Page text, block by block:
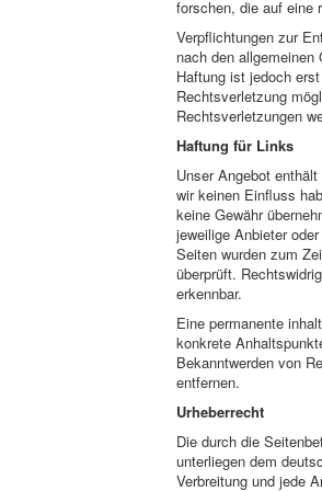
forschen, die auf eine
Verpflichtungen zur
nach den
Haftung ist jedoch
Rechtsverletzung
Rechtsverletzungen
Haftung für Links
Unser Angebot
wir keinen Einfluss
keine Gewähr
jeweilige Anbieter
Seiten wurden zum
überprüft.
erkennbar.
Eine permanente
konkrete
Bekanntwerden von
entfernen.
Urheberrecht
Die durch die
unterliegen dem
Verbreitung und jede